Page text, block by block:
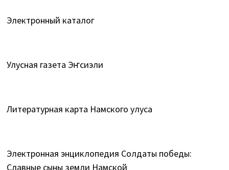
Электронный каталог
Улусная газета Эҥсиэли
Литературная карта Намского улуса
Электронная энциклопедия Солдаты победы:
Славные сыны земли Намской